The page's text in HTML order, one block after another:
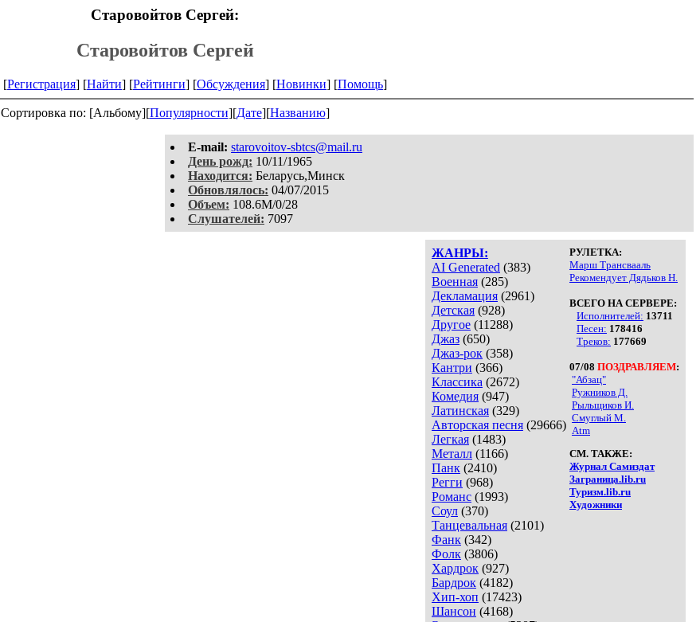
Старовойтов Сергей:
Старовойтов Сергей
[Регистрация] [Найти] [Рейтинги] [Обсуждения] [Новинки] [Помощь]
Сортировка по: [Альбому][Популярности][Дате][Названию]
E-mail: starovoitov-sbtcs@mail.ru
День рожд: 10/11/1965
Находится: Беларусь,Минск
Обновлялось: 04/07/2015
Объем: 108.6M/0/28
Слушателей: 7097
ЖАНРЫ:
AI Generated (383)
Военная (285)
Декламация (2961)
Детская (928)
Другое (11288)
Джаз (650)
Джаз-рок (358)
Кантри (366)
Классика (2672)
Комедия (947)
Латинская (329)
Авторская песня (29666)
Легкая (1483)
Металл (1166)
Панк (2410)
Регги (968)
Романс (1993)
Соул (370)
Танцевальная (2101)
Фанк (342)
Фолк (3806)
Хардрок (927)
Бардрок (4182)
Хип-хоп (17423)
Шансон (4168)
РУЛЕТКА:
Марш Трансвааль
Рекомендует Дядьков Н.
ВСЕГО НА СЕРВЕРЕ:
Исполнителей: 13711
Песен: 178416
Треков: 177669
07/08 ПОЗДРАВЛЯЕМ:
"Абзац"
Ружников Д.
Рыльщиков И.
Смуглый М.
Atm
СМ. ТАКЖЕ:
Журнал Самиздат
Заграница.lib.ru
Туризм.lib.ru
Художники